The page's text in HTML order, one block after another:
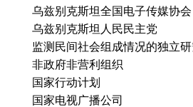
乌兹别克斯坦全国电子传媒协会
乌兹别克斯坦人民民主党
监测民间社会组成情况的独立
非政府非营利组织
国家行动计划
国家电视广播公司